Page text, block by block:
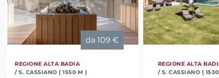
da 109 €
REGIONE ALTA BADIA
/ S. CASSIANO ( 1550 M )
REGIONE ALTA
/ S. CASSIANO (